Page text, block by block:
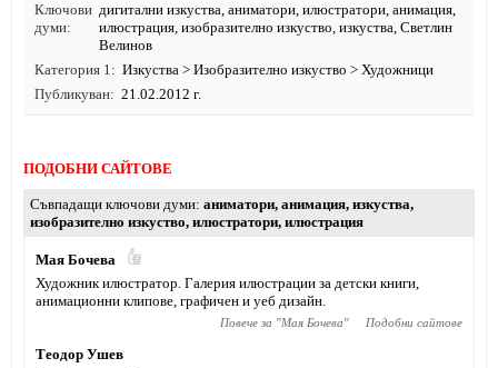
Ключови
думи
дигитални изкуства, аниматори, илюстратори, анимация,
илюстрация, изобразително изкуство, изкуства, Светлин
Велинов
Категория 1
Изкуства > Изобразително изкуство > Художници
Публикуван
21.02.2012 г.
ПОДОБНИ САЙТОВЕ
Съвпадащи ключови думи аниматори, анимация, изкуства,
изобразително изкуство, илюстратори, илюстрация
Мая Бочева
Художник илюстратор. Галерия илюстрации за детски книги,
анимационни клипове, графичен и уеб дизайн.
Повече за "Мая Бочева" Подобни сайтове
Теодор Ушев